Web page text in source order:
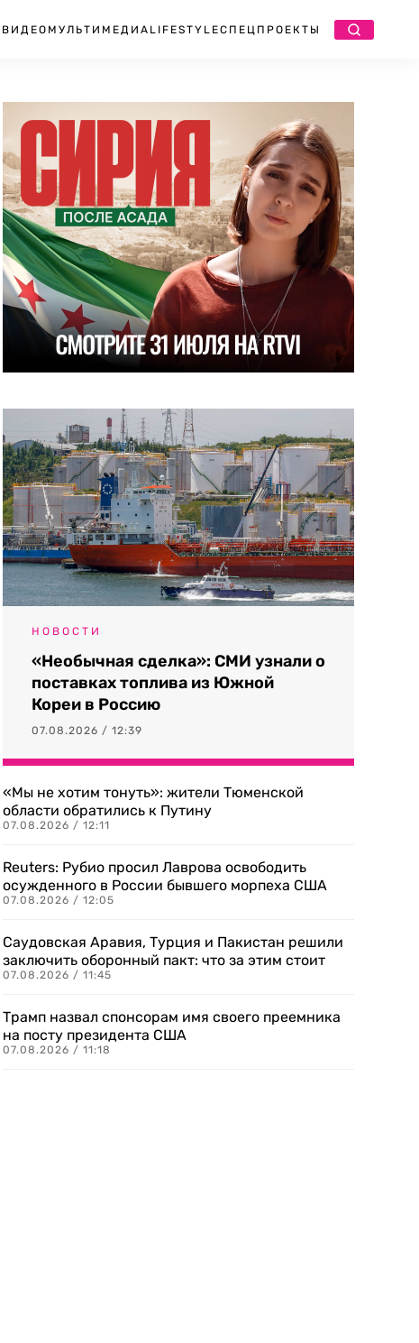
ВИДЕО МУЛЬТИМЕДИА LIFESTYLEСПЕЦПРОЕКТЫ
НОВОСТИ
«Необычная сделка»: СМИ узнали о
поставках топлива из Южной
Кореи в Россию
07.08.2026 / 12:39
«Мы не хотим тонуть»: жители Тюменской
области обратились к Путину
07.08.2026 / 12:11
Reuters: Рубио просил Лаврова освободить
осужденного в России бывшего морпеха США
07.08.2026 / 12:05
Саудовская Аравия, Турция и Пакистан решили
заключить оборонный пакт: что за этим стоит
07.08.2026 / 11:45
Трамп назвал спонсорам имя своего преемника
на посту президента США
07.08.2026 / 11:18